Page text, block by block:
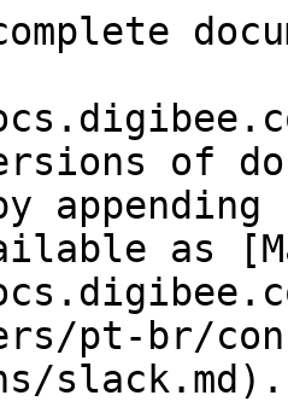
of
as
pt-br/
slack.md).